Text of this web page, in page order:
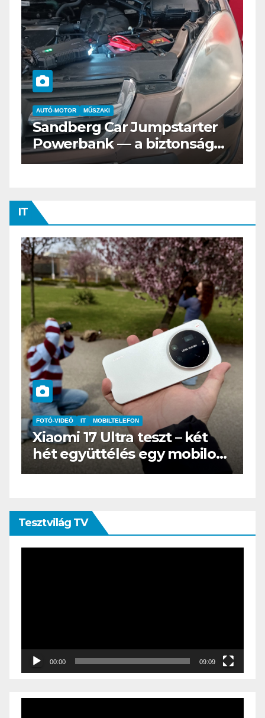
AUTÓ-MOTOR ELEKTROMOS
Az új Nissan LEAF csak a
Tesztvilágra vár!
IT
IT MŰSZAKI
BOOX Go 10.3 teszt – Amikor
az e-book olvasó felnő, és
öltönyt húz
Tesztvilág TV
00:00 09:09